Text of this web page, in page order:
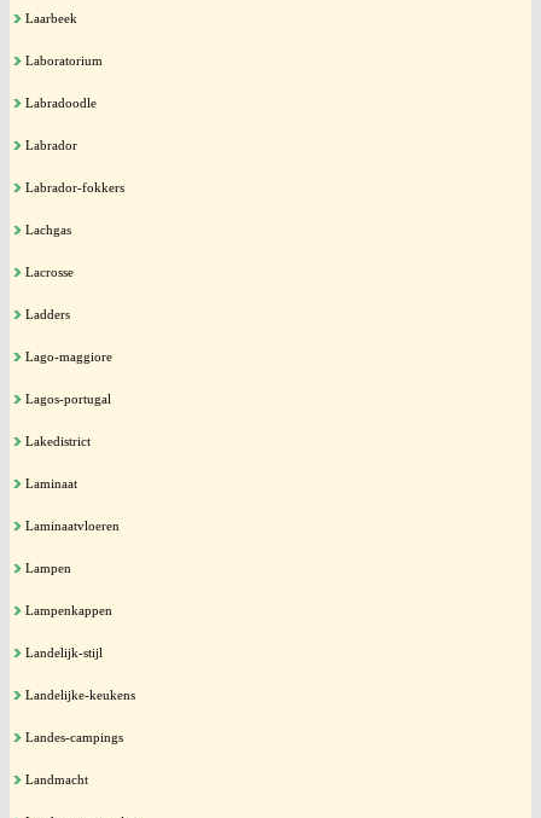
Laarbeek
Laboratorium
Labradoodle
Labrador
Labrador-fokkers
Lachgas
Lacrosse
Ladders
Lago-maggiore
Lagos-portugal
Lakedistrict
Laminaat
Laminaatvloeren
Lampen
Lampenkappen
Landelijk-stijl
Landelijke-keukens
Landes-campings
Landmacht